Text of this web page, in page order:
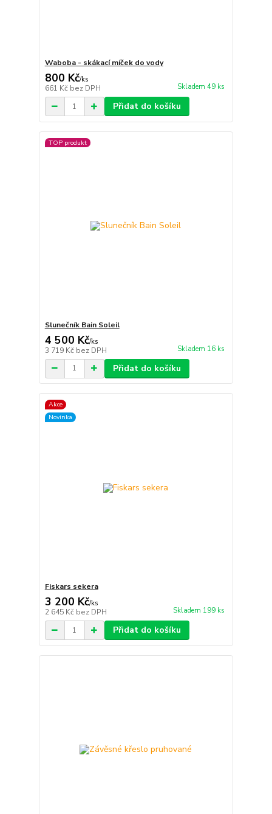
Waboba - skákací míček do vody
800 Kč/ks
661 Kč bez DPH Skladem 49 ks
Přidat do košíku
TOP produkt
Slunečník Bain Soleil
4 500 Kč/ks
3 719 Kč bez DPH Skladem 16 ks
Přidat do košíku
Akce
Novinka
Fiskars sekera
3 200 Kč/ks
2 645 Kč bez DPH Skladem 199 ks
Přidat do košíku